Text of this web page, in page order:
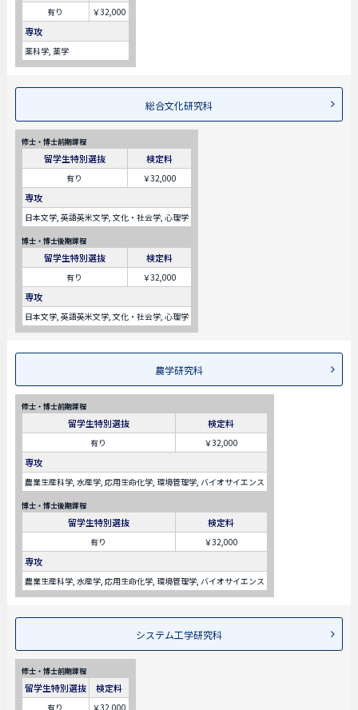
有り ￥32,000
専攻
薬科学, 薬学
総合文化研究科
修士・博士前期課程
留学生特別選抜 検定料
有り ￥32,000
専攻
日本文学, 英語英米文学, 文化・社会学, 心理学
博士・博士後期課程
留学生特別選抜 検定料
有り ￥32,000
専攻
日本文学, 英語英米文学, 文化・社会学, 心理学
農学研究科
修士・博士前期課程
留学生特別選抜 検定料
有り ￥32,000
専攻
農業生産科学, 水産学, 応用生命化学, 環境管理学, バイオサイエンス
博士・博士後期課程
留学生特別選抜 検定料
有り ￥32,000
専攻
農業生産科学, 水産学, 応用生命化学, 環境管理学, バイオサイエンス
システム工学研究科
修士・博士前期課程
留学生特別選抜 検定料
有り ￥32,000